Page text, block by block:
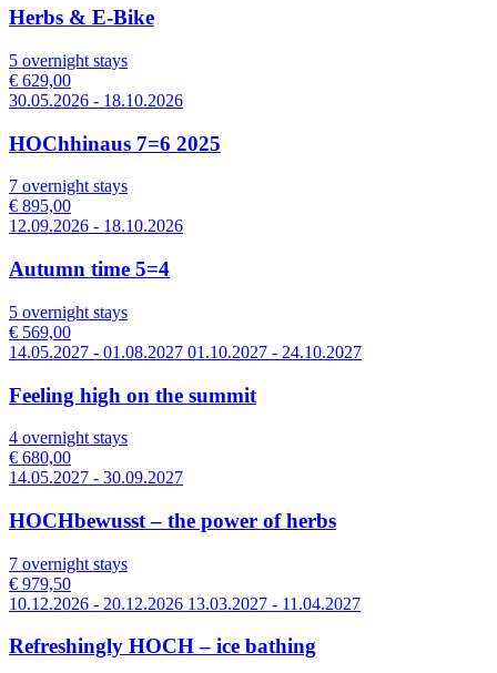
Herbs & E-Bike
5 overnight stays
€ 629,00
30.05.2026 - 18.10.2026
HOChhinaus 7=6 2025
7 overnight stays
€ 895,00
12.09.2026 - 18.10.2026
Autumn time 5=4
5 overnight stays
€ 569,00
14.05.2027 - 01.08.2027 01.10.2027 - 24.10.2027
Feeling high on the summit
4 overnight stays
€ 680,00
14.05.2027 - 30.09.2027
HOCHbewusst – the power of herbs
7 overnight stays
€ 979,50
10.12.2026 - 20.12.2026 13.03.2027 - 11.04.2027
Refreshingly HOCH – ice bathing